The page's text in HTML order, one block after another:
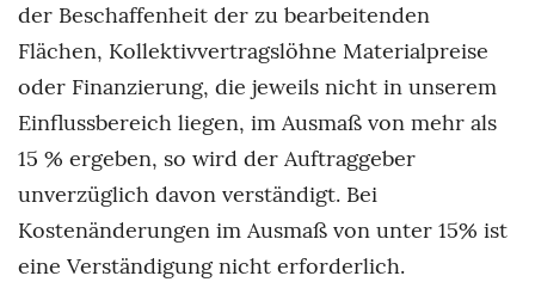
der Beschaffenheit der zu bearbeitenden
Flächen, Kollektivvertragslöhne Materialpreise
oder Finanzierung, die jeweils nicht in unserem
Einflussbereich liegen, im Ausmaß von mehr als
15 % ergeben, so wird der Auftraggeber
unverzüglich davon verständigt. Bei
Kostenänderungen im Ausmaß von unter 15% ist
eine Verständigung nicht erforderlich.